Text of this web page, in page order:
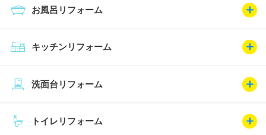
キッチンリフォーム
お風呂リフォーム
トイレリフォーム
洗面台リフォーム